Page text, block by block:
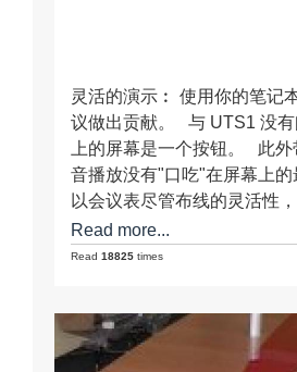
灵活的演示︰ 使用你的笔记
议做出贡献。 与 UTS1 没有
上的屏幕是一个按钮。 此
音播放没有"口吃"在屏幕上
以会议表尽管布线的灵活性
接是 integrated.3 电缆连接︰
接器面板。 每个小组是有两
没有秩序。您还可以完全自由
UTS_1 是一种纯硬件解决方
Read more...
Read 18825 times